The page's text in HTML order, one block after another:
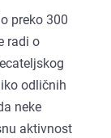
preko 300
radi o
odličnih
neke
aktivnost